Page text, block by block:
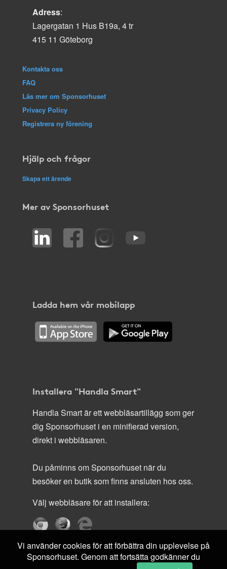
Adress:
Lagergatan 1 Hus B19a, 4 tr
415 11 Göteborg
Kontakta oss
FAQ
Läs mer om Sponsorhuset
Privacy Policy
Registrera ny förening
Hjälp och frågor
Skapa ett ärende
Mer av Sponsorhuset
Ladda hem vår mobilapp
Installera "Handla Smart"
Handla Smart är ett webbläsartillägg som ger
dig Sponsorhuset i en minifierad version,
direkt i webbläsaren.
Du påminns om Sponsorhuset när du
besöker en butik som finns ansluten hos oss.
Välj webbläsare för att installera:
Vi använder cookies för att förbättra din upplevelse på
Sponsorhuset. Genom att fortsätta godkänner du